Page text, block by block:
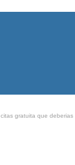
gratuita que deberias